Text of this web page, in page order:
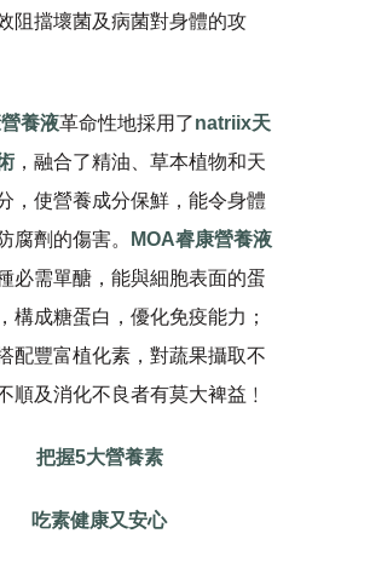
阻擋壞菌及病菌對身體的攻
養液革命性地採用了natriix天
，融合了精油、草本植物和天
，使營養成分保鮮，能令身體
腐劑的傷害。
MOA睿康營養液
必需單醣，能與細胞表面的蛋
構成糖蛋白，優化免疫能力；
配豐富植化素，對蔬果攝取不
順及消化不良者有莫大裨益﹗
把握5大營養素
吃素健康又安心